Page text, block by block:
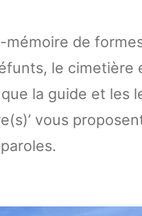
mémoire de
le cimetière
la guide et les
vous